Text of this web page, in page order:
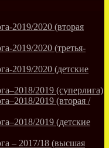
2019/2020 (вторая
2019/2020 (третья-
2019/2020 (детские
2019 (суперлига)
2019 (вторая /
2019 (детские
– 2017/18 (высшая